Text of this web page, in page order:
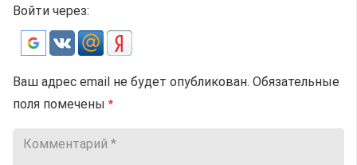
Войти через:
Ваш адрес email не будет опубликован. Обязательные
поля помечены *